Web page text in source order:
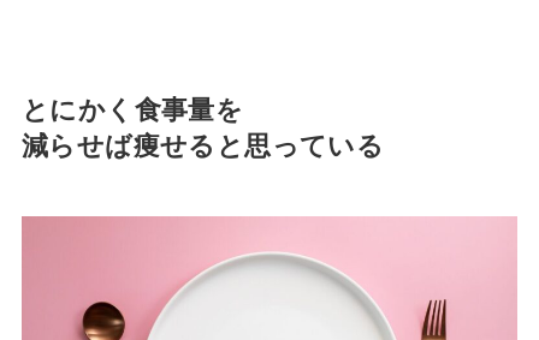
とにかく食事量を
減らせば痩せると思っている